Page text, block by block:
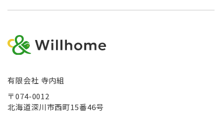
有限会社 寺内組
〒074-0012
北海道深川市西町15番46号